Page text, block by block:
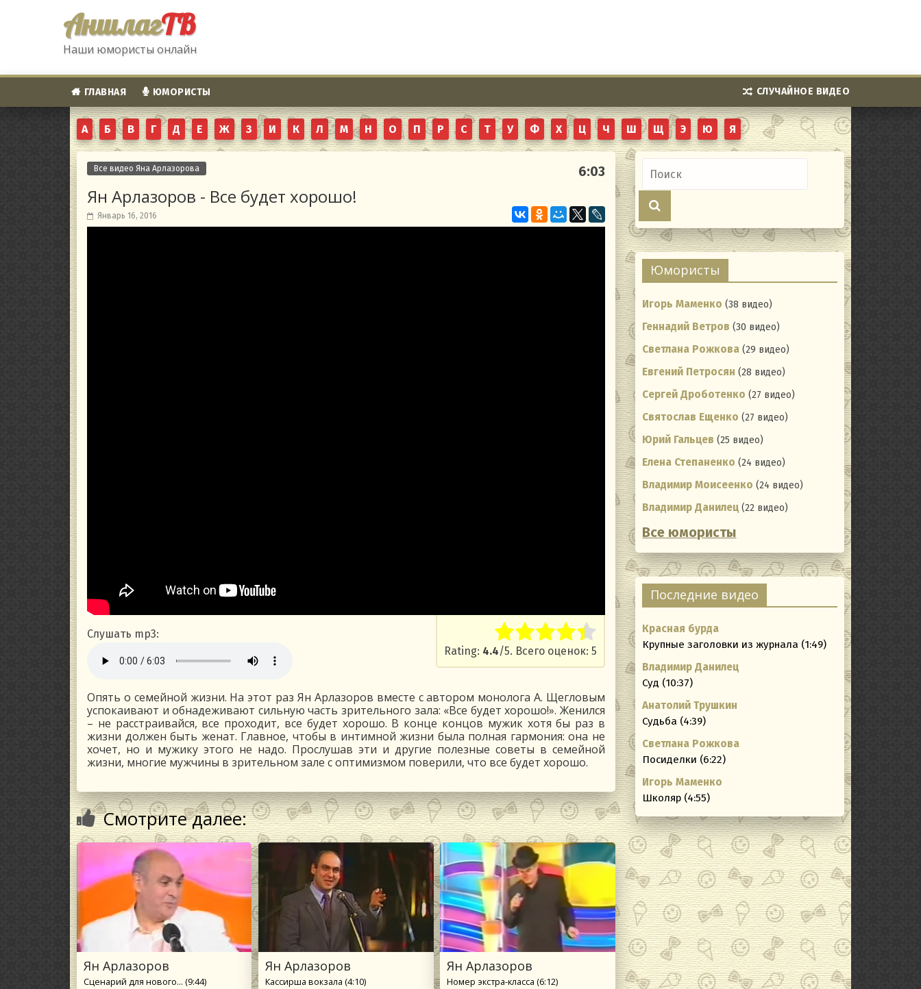
АншлагТВ
Наши юмористы онлайн
ГЛАВНАЯ ЮМОРИСТЫ СЛУЧАЙНОЕ ВИДЕО
А Б В Г Д Е Ж З И К Л М Н О П Р С Т У Ф Х Ц Ч Ш Щ Э Ю Я
Все видео Яна Арлазорова 6:03
Ян Арлазоров - Все будет хорошо!
Январь 16, 2016
Rate this item:
Submit Rating
Rating: 4.4/5. Всего оценок: 5
Слушать mp3:
Опять о семейной жизни. На этот раз Ян Арлазоров вместе с автором монолога А. Щегловым
успокаивают и обнадеживают сильную часть зрительного зала: «Все будет хорошо!». Женился
– не расстраивайся, все проходит, все будет хорошо. В конце концов мужик хотя бы раз в
жизни должен быть женат. Главное, чтобы в интимной жизни была полная гармония: она не
хочет, но и мужику этого не надо. Прослушав эти и другие полезные советы в семейной
жизни, многие мужчины в зрительном зале с оптимизмом поверили, что все будет хорошо.
Смотрите далее:
Ян Арлазоров
Сценарий для нового... (9:44)
Ян Арлазоров
Кассирша вокзала (4:10)
Ян Арлазоров
Номер экстра-класса (6:12)
Юмористы
Игорь Маменко (38 видео)
Геннадий Ветров (30 видео)
Светлана Рожкова (29 видео)
Евгений Петросян (28 видео)
Сергей Дроботенко (27 видео)
Святослав Ещенко (27 видео)
Юрий Гальцев (25 видео)
Елена Степаненко (24 видео)
Владимир Моисеенко (24 видео)
Владимир Данилец (22 видео)
Все юмористы
Последние видео
Красная бурда
Крупные заголовки из журнала (1:49)
Владимир Данилец
Суд (10:37)
Анатолий Трушкин
Судьба (4:39)
Светлана Рожкова
Посиделки (6:22)
Игорь Маменко
Школяр (4:55)